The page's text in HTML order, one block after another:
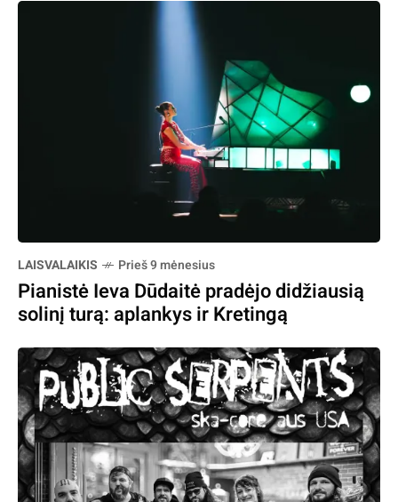
LAISVALAIKIS Prieš 9 mėnesius
Pianistė Ieva Dūdaitė pradėjo didžiausią
solinį turą: aplankys ir Kretingą